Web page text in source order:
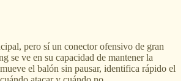
pero sí un conector ofensivo de gran
se ve en su capacidad de mantener la
el balón sin pausar, identifica rápido el